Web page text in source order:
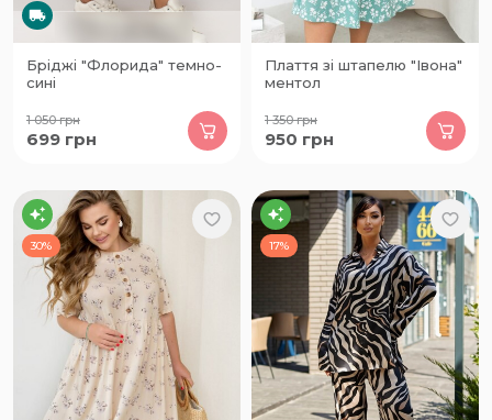
Бріджі "Флорида" темно-
сині
1 050грн
699 грн
Плаття зі штапелю "Івона"
ментол
1 350грн
950 грн
30% 17%